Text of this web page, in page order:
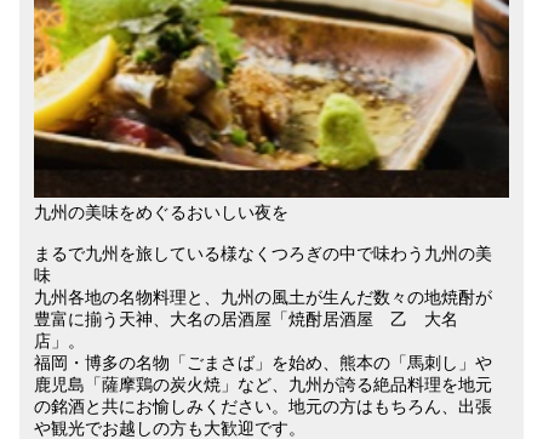
九州の美味をめぐるおいしい夜を
まるで九州を旅している様なくつろぎの中で味わう九州の美
味
九州各地の名物料理と、九州の風土が生んだ数々の地焼酎が
豊富に揃う天神、大名の居酒屋「焼酎居酒屋 乙 大名
店」。
福岡・博多の名物「ごまさば」を始め、熊本の「馬刺し」や
鹿児島「薩摩鶏の炭火焼」など、九州が誇る絶品料理を地元
の銘酒と共にお愉しみください。地元の方はもちろん、出張
や観光でお越しの方も大歓迎です。